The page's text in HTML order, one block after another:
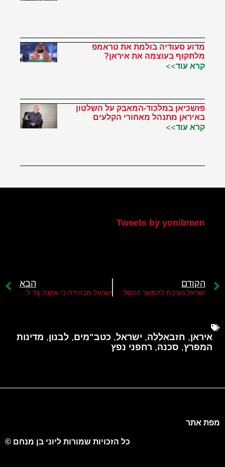
מדוע סעודיה בולמת את טראמפ
מלתקוף בעוצמה את איראן?
קרא עוד>>
פזשכיאן במלכוד-המאבק על השלטון
באיראן מתנהל מאחורי הקלעים
קרא עוד>>
Tweets by yonibmen
הקודם הבא
איראן, חזבאללה, ישראל, כטב"מים, לבנון, מדינות
המפרץ, סכנה, רחפני נפץ
מפת אתר
כל הזכויות שמורות ליוני בן מנחם ©